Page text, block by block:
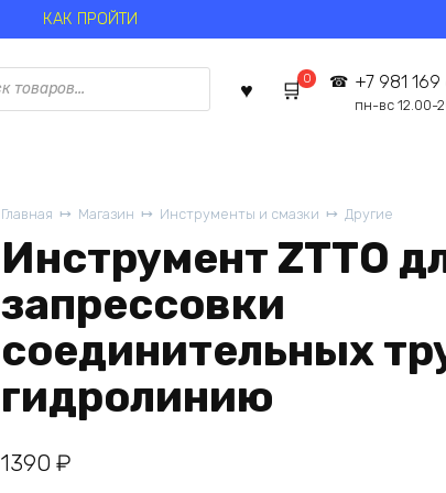
КАК ПРОЙТИ
0 +7 981
пн-вс 12.00-
Главная
Магазин Инструменты и смазки Другие
Инструмент ZTTO
запрессовки
соединительных
гидролинию
1390 ₽